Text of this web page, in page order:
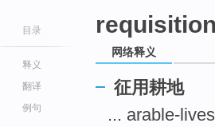
目录
释义
翻译
例句
网络释义
征用耕地
... arable-